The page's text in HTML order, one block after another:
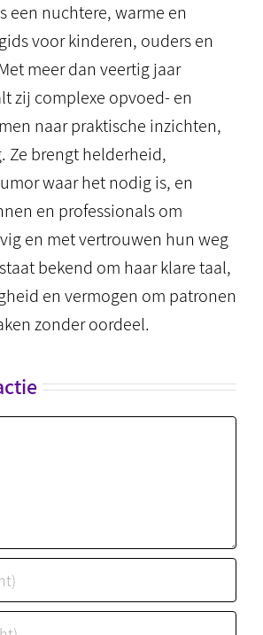
een nuchtere, warme en
voor kinderen, ouders en
meer dan veertig jaar
zij complexe opvoed- en
naar praktische inzichten,
Ze brengt helderheid,
waar het nodig is, en
en professionals om
en met vertrouwen hun weg
bekend om haar klare taal,
en vermogen om patronen
zonder oordeel.